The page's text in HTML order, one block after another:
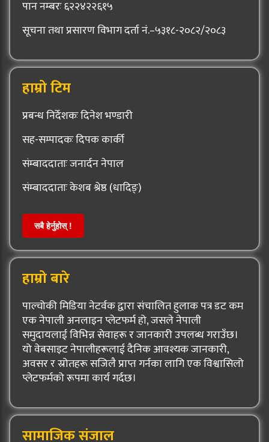
पान नम्बरः ६२२४२२६१५
सूचना तथा प्रसारण विभाग दर्ता नं.–५३१८-२०८२/२०८३
हाम्रो टिम
प्रबन्ध निर्देशकः दिनेश भण्डारी
सह-सम्पादकः दिपक कार्की
संम्बाददाताः जनार्दन नेपाल
संम्बाददाताः केशब श्रेष्ठ (धादिङ्)
सबै हेर्नुहोस् !
हाम्रो बारे
पाल्चोकी मिडिया नेटर्वक द्वारा संचालित हुलाक पत्र डट कम
एक नेपाली अनलाइन प्लेटफर्म हो, जसले नेपाली
समुदायलाई विभिन्न सेवाहरू र जानकारी उपलब्ध गराउँछ।
यो वेबसाइट नेपालीहरूलाई दैनिक आवश्यक जानकारी,
अवसर र स्रोतहरू सजिलै प्राप्त गर्नका लागि एक विश्वासिलो
प्लेटफर्मको रूपमा कार्य गर्दछ।
सामाजिक संजाल